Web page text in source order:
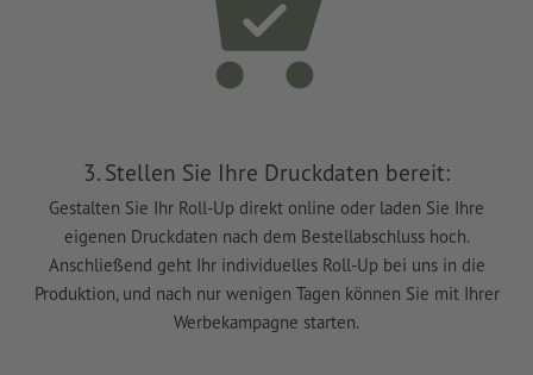
3. Stellen Sie Ihre Druckdaten bereit:
Gestalten Sie Ihr Roll-Up direkt online oder laden Sie Ihre
eigenen Druckdaten nach dem Bestellabschluss hoch.
Anschließend geht Ihr individuelles Roll-Up bei uns in die
Produktion, und nach nur wenigen Tagen können Sie mit Ihrer
Werbekampagne starten.